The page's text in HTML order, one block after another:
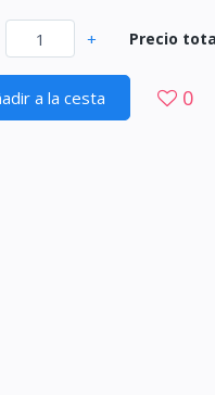
+ Precio
a la cesta 0